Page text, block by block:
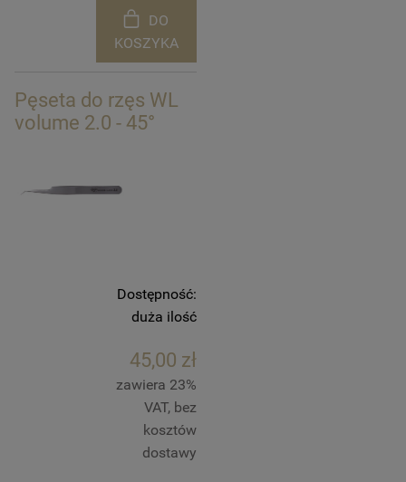
DO
KOSZYKA
Pęseta do rzęs WL
volume 2.0 - 45°
Dostępność:
duża ilość
45,00 zł
zawiera 23%
VAT, bez
kosztów
dostawy